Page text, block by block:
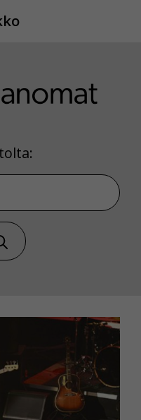
sivustolta